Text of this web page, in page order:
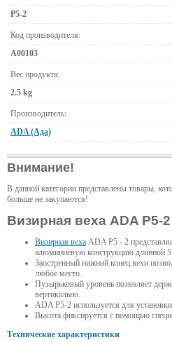
P5-2
Код производителя:
А00103
Вес продукта:
2.5 kg
Производитель:
ADA (Ада)
Внимание!
В данной категории представлены товары,
больше не закупаются!
Визирная веха ADA P5-2
Визирная веха ADA P5 - 2
алюминиевую конструкцию длинной 5
Заостренный нижний конец вехи
любое место.
Пузырьковый уровень позволяет
вертикально.
ADA P5-2 используется для
Высота фиксируется с помощью
Технические характеристики